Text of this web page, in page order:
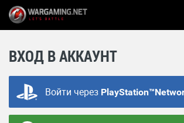
ВХОД В АККАУНТ
Войти через